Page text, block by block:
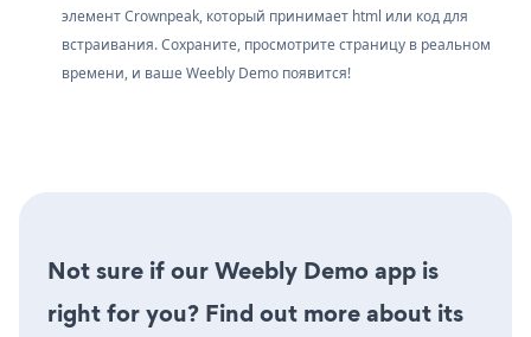
элемент Crownpeak, который принимает html или код для
встраивания. Сохраните, просмотрите страницу в реальном
времени, и ваше Weebly Demo появится!
Not sure if our Weebly Demo app is
right for you? Find out more about its